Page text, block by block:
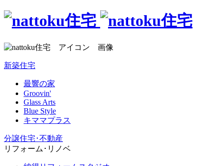
新築住宅
最響の家
Groovin'
Glass Arts
Blue Style
キママプラス
分譲住宅･不動産
リフォーム･リノベ